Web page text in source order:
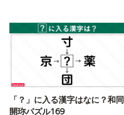
「？」に入る漢字はなに？和同
開珎パズル169